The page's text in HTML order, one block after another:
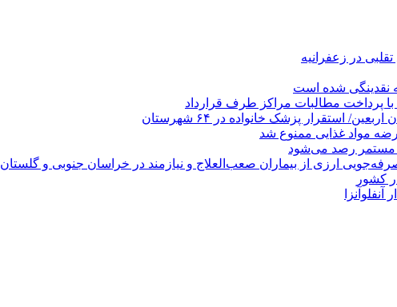
در زعفرانیه
پرداخت مطالبات مراکز طرف قرارداد
مواد غذایی ممنوع شد
مستمر رصد می‌شود
ارزی از بیماران صعب‌العلاج و نیازمند در خراسان جنوبی و گلستان